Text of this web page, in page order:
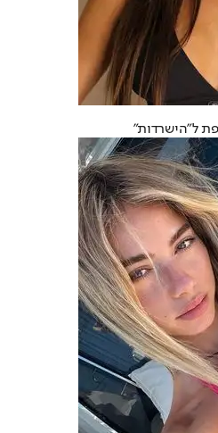
ל"הישרדות"